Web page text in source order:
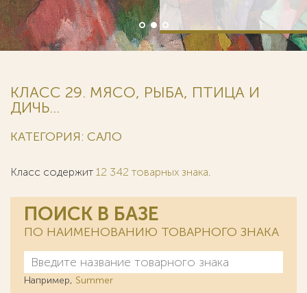
КЛАСС 29. МЯСО, РЫБА, ПТИЦА И
ДИЧЬ...
КАТЕГОРИЯ: САЛО
Класс содержит 12 342 товарных знака.
ПОИСК В БАЗЕ
ПО НАИМЕНОВАНИЮ ТОВАРНОГО ЗНАКА
Например, Summer